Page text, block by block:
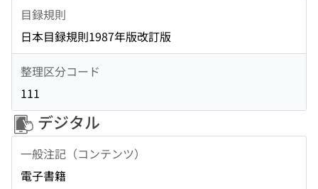
目録規則
日本目録規則1987年版改訂版
整理区分コード
111
デジタル
一般注記（コンテンツ）
電子書籍